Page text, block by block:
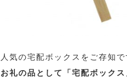
気の宅配ボックスをご存知で
礼の品として「宅配ボック